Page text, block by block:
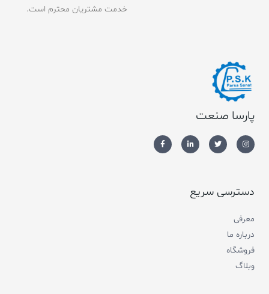
خدمت مشتریان محترم است.
پارسا صنعت
دسترسی سریع
معرفی
درباره ما
فروشگاه
وبلاگ